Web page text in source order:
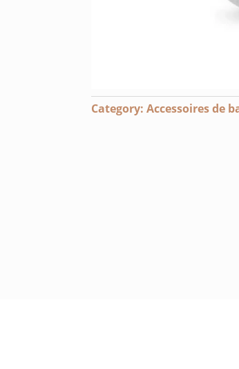
Category: Accessoires de